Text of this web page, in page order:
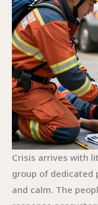
Crisis arrives with
group of dedicated
and calm. The